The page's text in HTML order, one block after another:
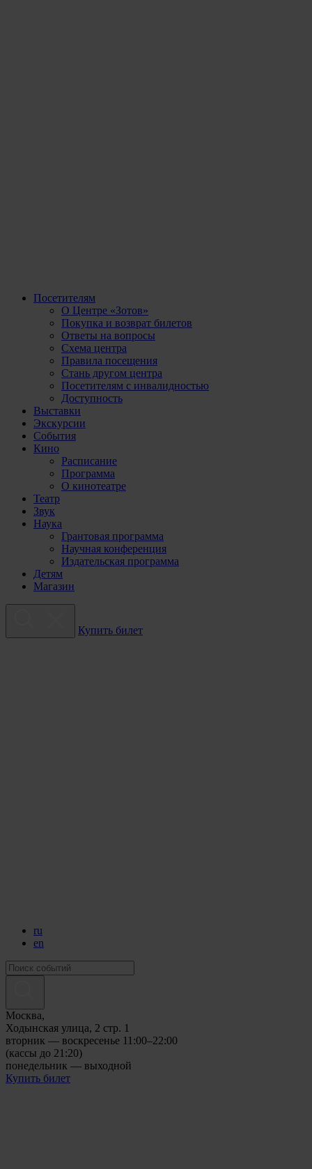
Посетителям
О Центре «Зотов»
Покупка и возврат билетов
Ответы на вопросы
Схема центра
Правила посещения
Стань другом центра
Посетителям с инвалидностью
Доступность
Выставки
Экскурсии
События
Кино
Расписание
Программа
О кинотеатре
Театр
Звук
Наука
Грантовая программа
Научная конференция
Издательская программа
Детям
Магазин
Купить билет
ru
en
Москва,
Ходынская улица, 2 стр. 1
вторник — воскресенье 11:00–22:00
(кассы до 21:20)
понедельник — выходной
Купить билет